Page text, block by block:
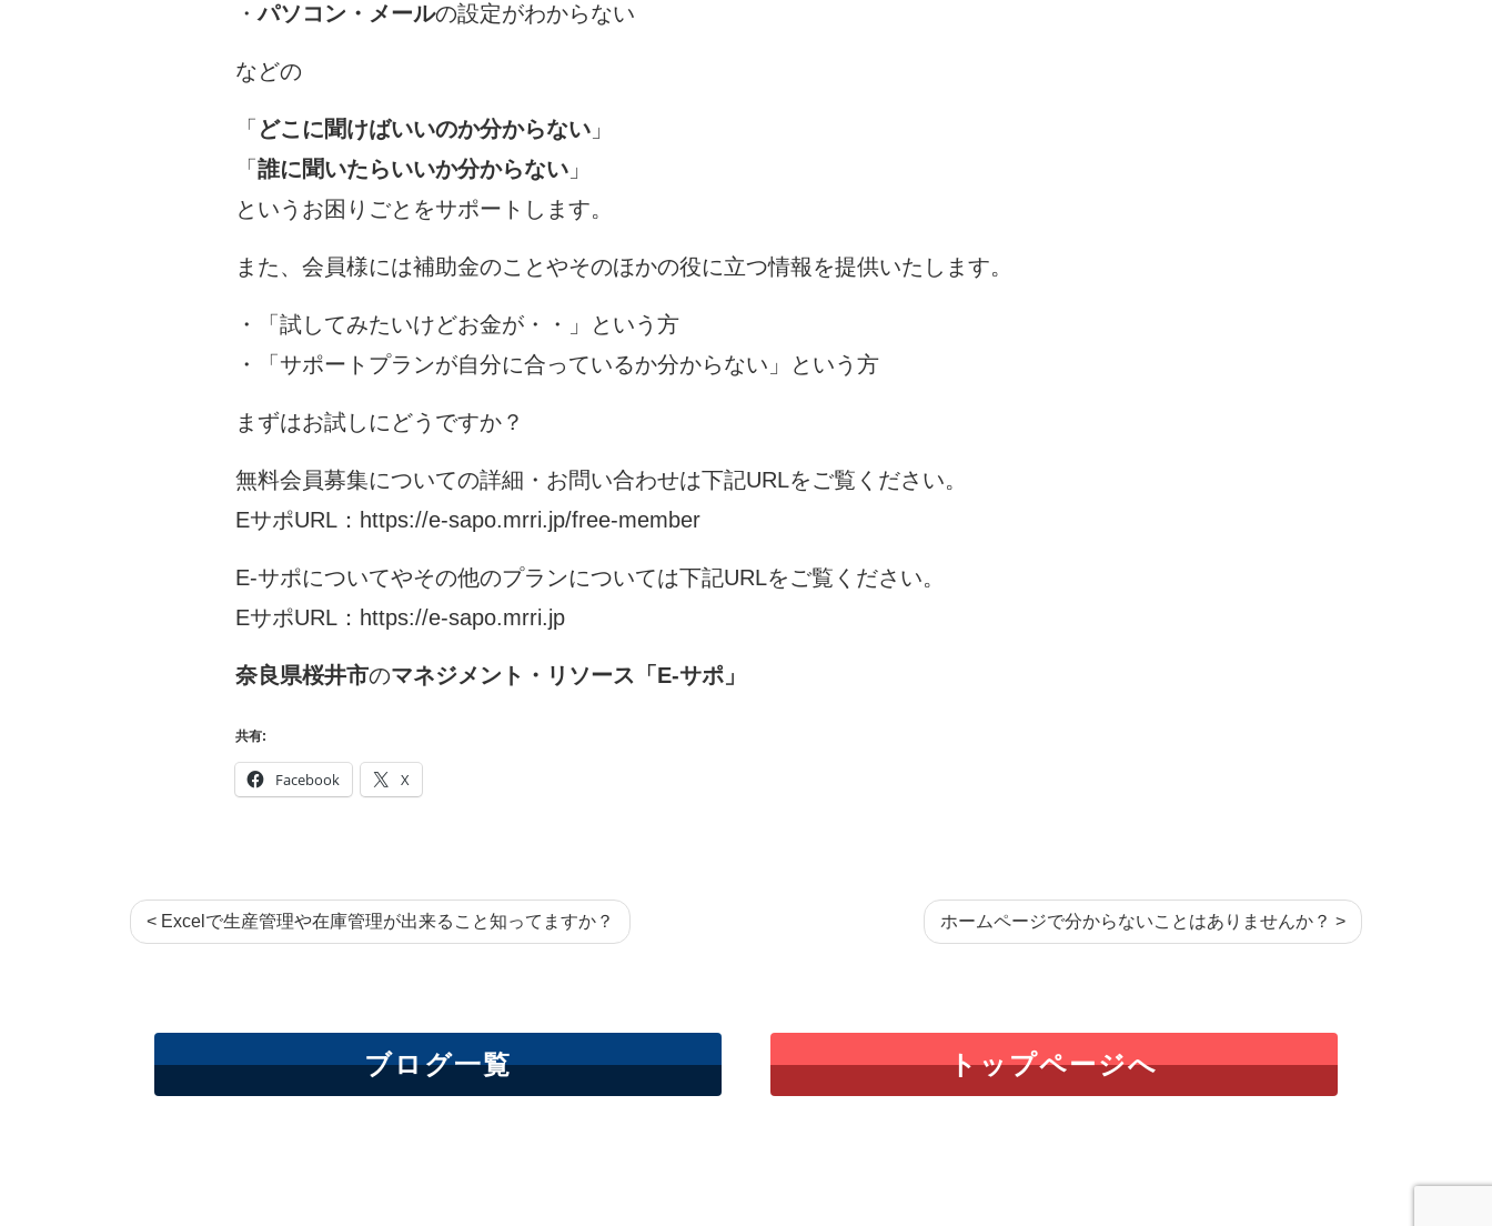
・パソコン・メールの設定がわからない
などの
「 どこに聞けばいいのか分からない 」
「 誰に聞いたらいいか分からない 」
というお困りごとをサポートします。
また、会員様には補助金のことやそのほかの役に立つ情報を提供いたします。
・「試してみたいけどお金が・・」という方
・「サポートプランが自分に合っているか分からない」という方
まずはお試しにどうですか？
無料会員募集についての詳細・お問い合わせは下記URLをご覧ください。
EサポURL： https://e-sapo.mrri.jp/free-member
E-サポについてやその他のプランについては下記URLをご覧ください。
EサポURL： https://e-sapo.mrri.jp
奈良県桜井市のマネジメント・リソース「E-サポ」
共有:
Facebook X
< Excelで生産管理や在庫管理が出来ること知ってますか？ ホームページで分からないことはありませんか？ >
ブログ一覧 トップページへ